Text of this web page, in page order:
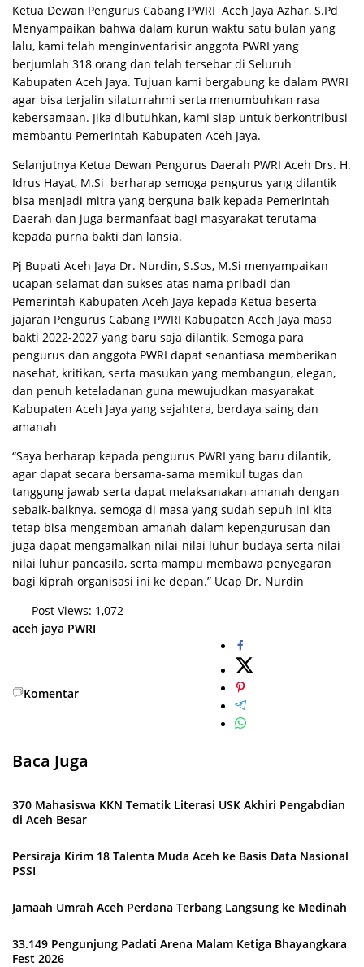
Ketua Dewan Pengurus Cabang PWRI Aceh Jaya Azhar, S.Pd
Menyampaikan bahwa dalam kurun waktu satu bulan yang
lalu, kami telah menginventarisir anggota PWRI yang
berjumlah 318 orang dan telah tersebar di Seluruh
Kabupaten Aceh Jaya. Tujuan kami bergabung ke dalam PWRI
agar bisa terjalin silaturrahmi serta menumbuhkan rasa
kebersamaan. Jika dibutuhkan, kami siap untuk berkontribusi
membantu Pemerintah Kabupaten Aceh Jaya.
Selanjutnya Ketua Dewan Pengurus Daerah PWRI Aceh Drs. H.
Idrus Hayat, M.Si berharap semoga pengurus yang dilantik
bisa menjadi mitra yang berguna baik kepada Pemerintah
Daerah dan juga bermanfaat bagi masyarakat terutama
kepada purna bakti dan lansia.
Pj Bupati Aceh Jaya Dr. Nurdin, S.Sos, M.Si menyampaikan
ucapan selamat dan sukses atas nama pribadi dan
Pemerintah Kabupaten Aceh Jaya kepada Ketua beserta
jajaran Pengurus Cabang PWRI Kabupaten Aceh Jaya masa
bakti 2022-2027 yang baru saja dilantik. Semoga para
pengurus dan anggota PWRI dapat senantiasa memberikan
nasehat, kritikan, serta masukan yang membangun, elegan,
dan penuh keteladanan guna mewujudkan masyarakat
Kabupaten Aceh Jaya yang sejahtera, berdaya saing dan
amanah
“Saya berharap kepada pengurus PWRI yang baru dilantik,
agar dapat secara bersama-sama memikul tugas dan
tanggung jawab serta dapat melaksanakan amanah dengan
sebaik-baiknya. semoga di masa yang sudah sepuh ini kita
tetap bisa mengemban amanah dalam kepengurusan dan
juga dapat mengamalkan nilai-nilai luhur budaya serta nilai-
nilai luhur pancasila, serta mampu membawa penyegaran
bagi kiprah organisasi ini ke depan.” Ucap Dr. Nurdin
Post Views: 1,072
aceh jaya PWRI
Komentar
Baca Juga
370 Mahasiswa KKN Tematik Literasi USK Akhiri Pengabdian
di Aceh Besar
Persiraja Kirim 18 Talenta Muda Aceh ke Basis Data Nasional
PSSI
Jamaah Umrah Aceh Perdana Terbang Langsung ke Medinah
33.149 Pengunjung Padati Arena Malam Ketiga Bhayangkara
Fest 2026